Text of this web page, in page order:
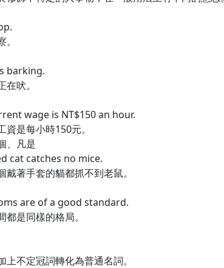
barking.
在吠。
wage is NT$150 an hour.
資是每小時150元。
、凡是
cat catches no mice.
戴著手套的貓都抓不到老鼠。
are of a good standard.
都是同樣的格局。
上不定冠詞轉化為普通名詞。